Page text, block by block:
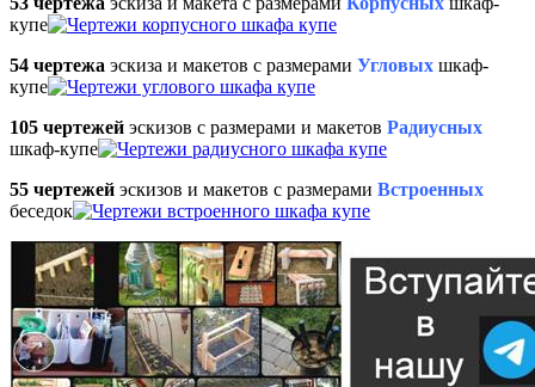
купе
54 чертежа эскиза и макетов с размерами Угловых шкаф-
купе
105 чертежей эскизов с размерами и макетов Радиусных
шкаф-купе
55 чертежей эскизов и макетов с размерами Встроенных
беседок